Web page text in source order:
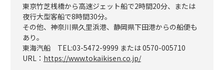
東京竹芝桟橋から高速ジェット船で2時間20分、または
夜行大型客船で8時間30分。
その他、神奈川県久里浜港、静岡県下田港からの船便も
あり。
東海汽船 TEL:03-5472-9999 または 0570-005710
URL： https://www.tokaikisen.co.jp/